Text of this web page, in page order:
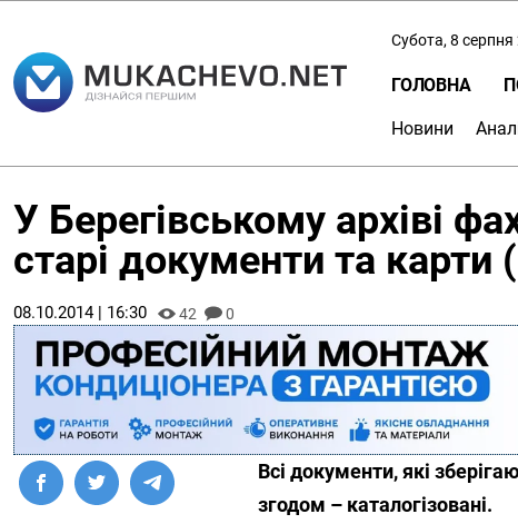
Субота, 8 серпня
ГОЛОВНА
Новини
У Берегівському архіві
старі документи та карти
08.10.2014 | 16:30 42 0
Всі документи, які
згодом – каталогізовані.